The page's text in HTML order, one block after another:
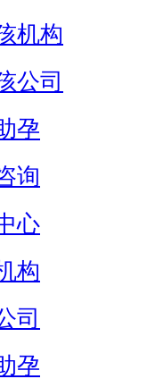
机构
公司
孕
询
心
构
司
孕